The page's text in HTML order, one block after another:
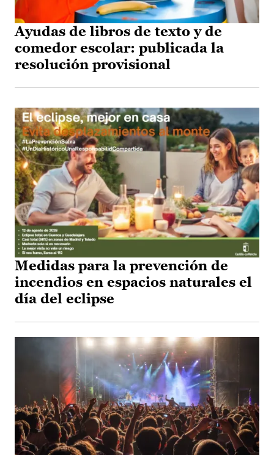
Ayudas de libros de texto y de
comedor escolar: publicada la
resolución provisional
Medidas para la prevención de
incendios en espacios naturales el
día del eclipse